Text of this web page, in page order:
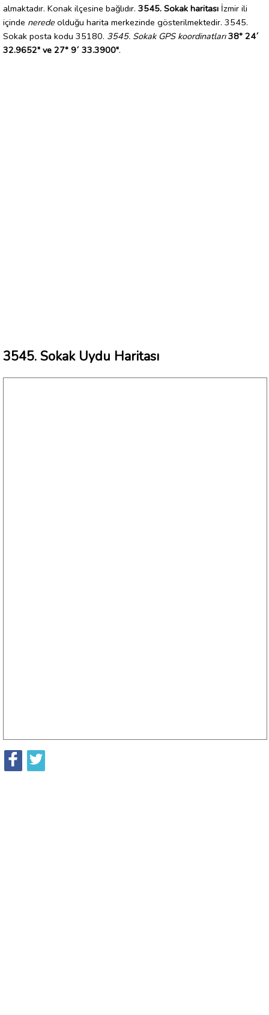
almaktadır. Konak ilçesine bağlıdır. 3545. Sokak haritası İzmir ili
içinde nerede olduğu harita merkezinde gösterilmektedir. 3545.
Sokak posta kodu 35180. 3545. Sokak GPS koordinatları 38° 24´
32.9652" ve 27° 9´ 33.3900".
3545. Sokak Uydu Haritası